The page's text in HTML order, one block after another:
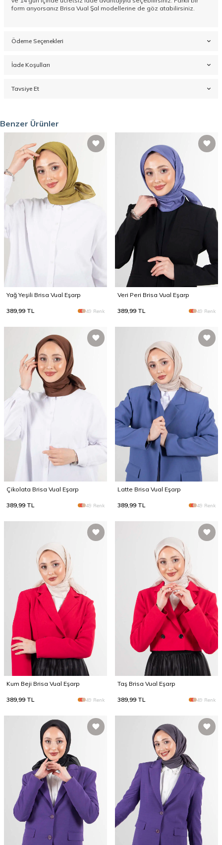
form arıyorsanız Brisa Vual Şal modellerine de göz atabilirsiniz.
Ödeme Seçenekleri
İade Koşulları
Tavsiye Et
Benzer Ürünler
Yağ Yeşili Brisa Vual Eşarp
389,99 TL 49 Renk
Veri Peri Brisa Vual Eşarp
389,99 TL 49 Renk
Çikolata Brisa Vual Eşarp
389,99 TL 49 Renk
Latte Brisa Vual Eşarp
389,99 TL 49 Renk
Kum Beji Brisa Vual Eşarp
389,99 TL 49 Renk
Taş Brisa Vual Eşarp
389,99 TL 49 Renk